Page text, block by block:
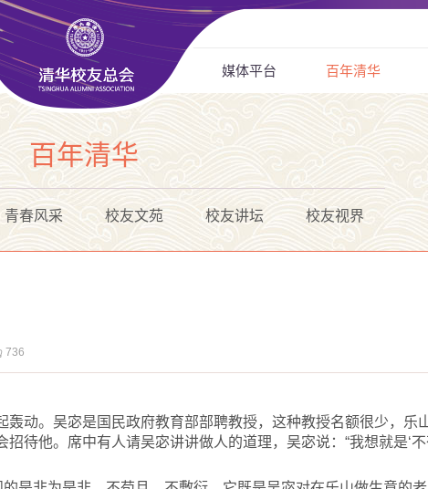
媒体平台 百年清华
百年清华
青春风采 校友文苑 校友讲坛 校友视界
736
动。吴宓是国民政府教育部部聘教授，这种教授名额很少，乐
待他。席中有人请吴宓讲讲做人的道理，吴宓说：“我想就是‘不